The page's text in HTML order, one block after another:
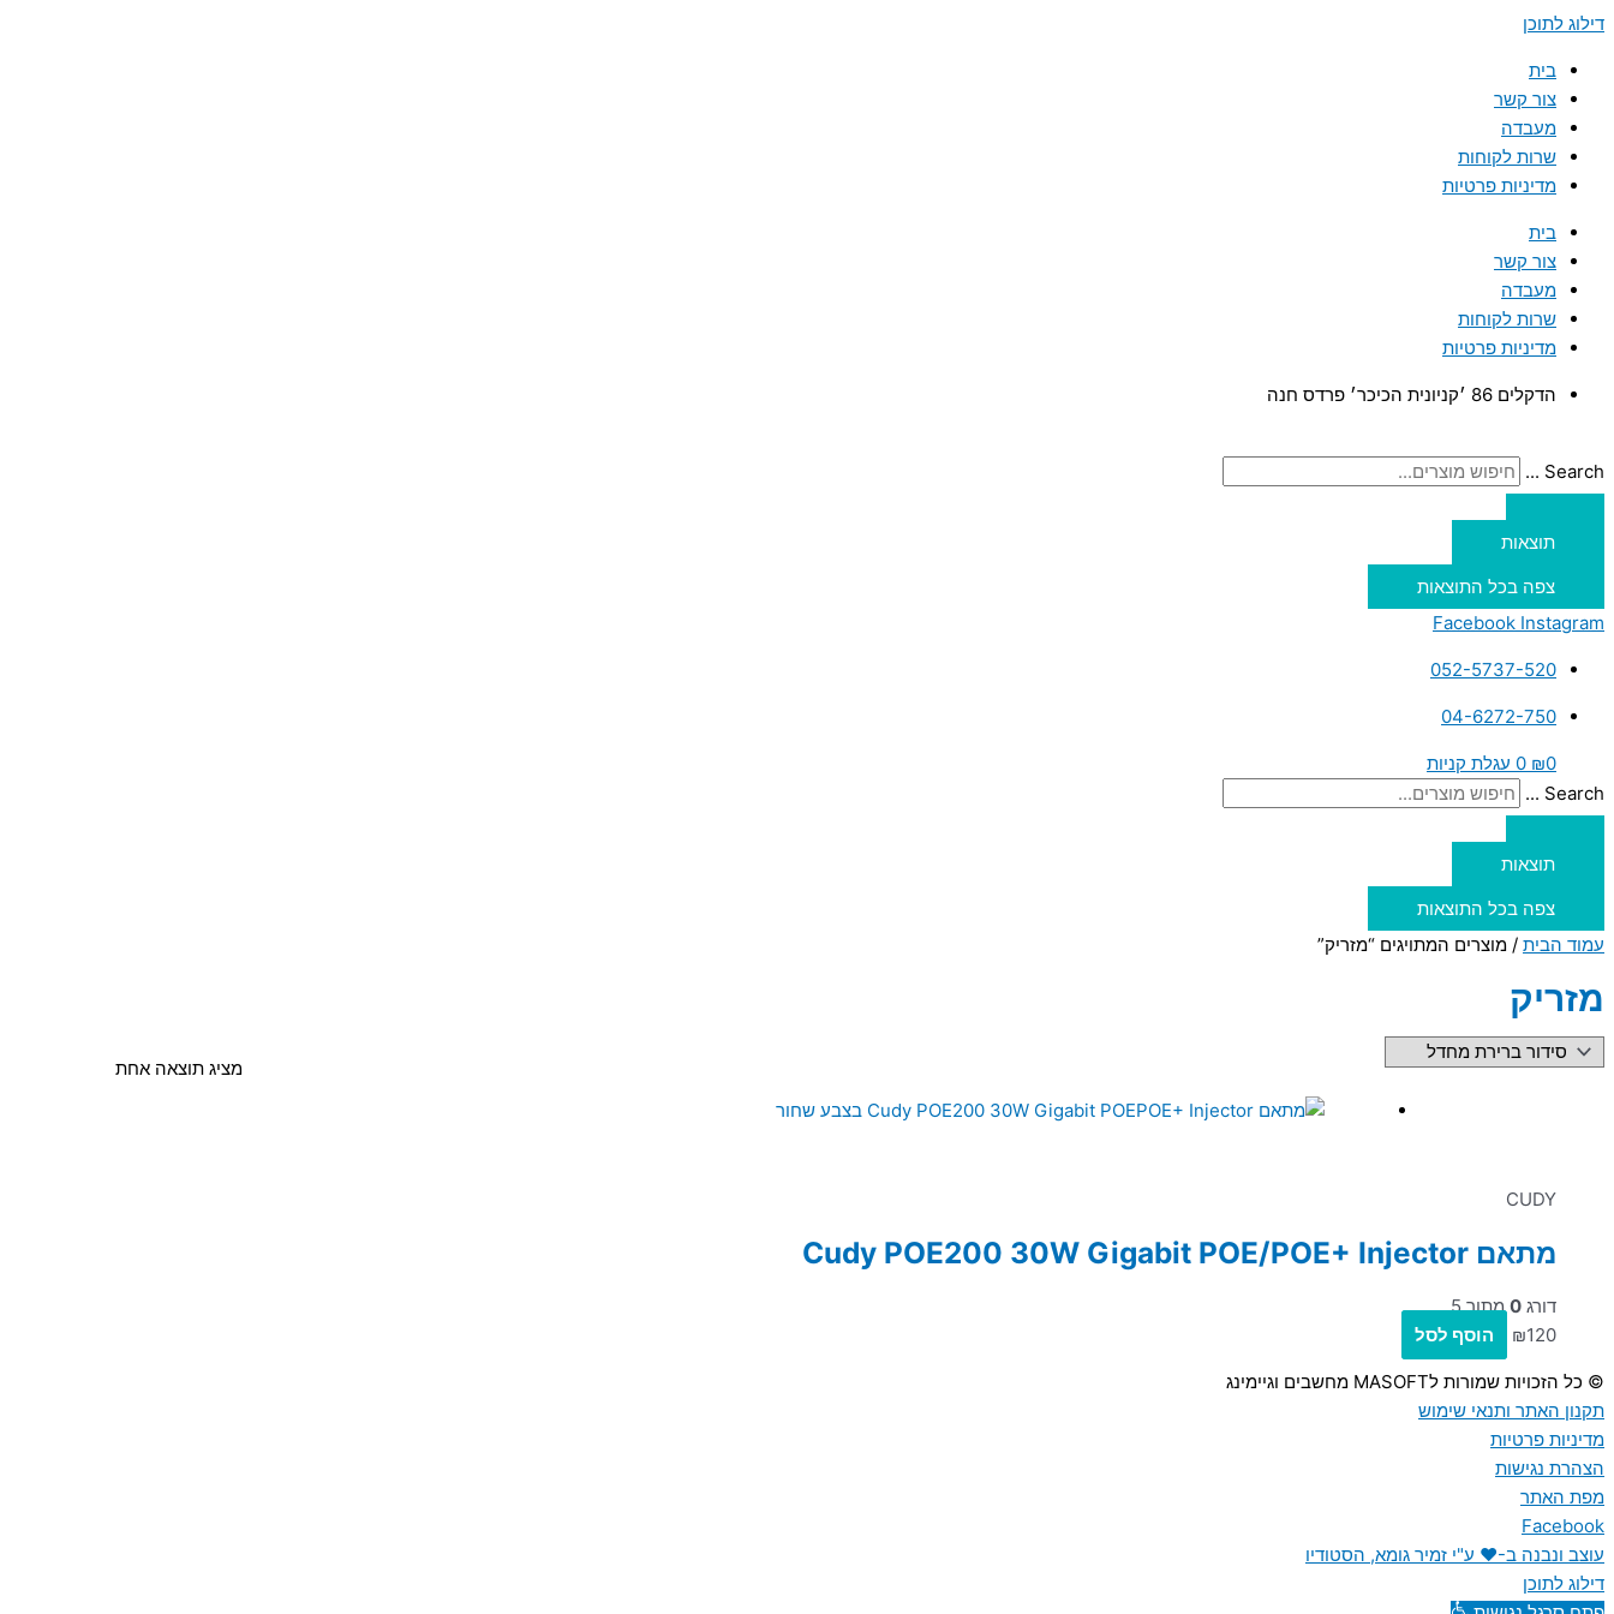
דילוג לתוכן
בית
צור קשר
מעבדה
שרות לקוחות
מדיניות פרטיות
בית
צור קשר
מעבדה
שרות לקוחות
מדיניות פרטיות
הדקלים 86 ׳קניונית הכיכר׳ פרדס חנה
Search ...
תוצאות
צפה בכל התוצאות
Facebook Instagram
052-5737-520
04-6272-750
₪0
0 עגלת קניות
Search ...
תוצאות
צפה בכל התוצאות
עמוד הבית / מוצרים המתויגים “מזריק”
מזריק
מציג תוצאה אחת
CUDY
מתאם Cudy POE200 30W Gigabit POE/POE+ Injector
דורג 0מתוך 5
₪120 הוסף לסל
© כל הזכויות שמורות לMASOFT מחשבים וגיימינג
תקנון האתר ותנאי שימוש
מדיניות פרטיות
הצהרת נגישות
מפת האתר
Facebook
עוצב ונבנה ב-♥︎ ע"י זמיר גומא, הסטודיו
דילוג לתוכן